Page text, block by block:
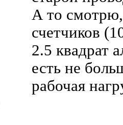
А то
счетчиков
2.5 квадрат
есть не
рабочая